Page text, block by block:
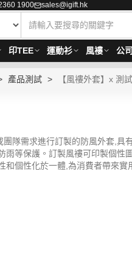
1900 sales@igift.hk
印TEE 運動衫 風褸 公
產品測試 【風褸外套】x 測
團隊需求進行訂製的防風外套,
雨等保護。訂製風褸可印製個
和個性化於一體,為消費者帶來實